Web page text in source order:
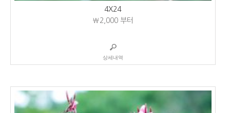
4X24
₩2,000부터
상세내역